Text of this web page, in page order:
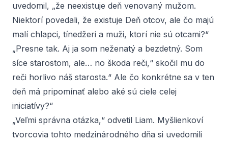
uvedomil, „že neexistuje deň venovaný mužom.
Niektorí povedali, že existuje Deň otcov, ale čo majú
malí chlapci, tínedžeri a muži, ktorí nie sú otcami?“
„Presne tak. Aj ja som neženatý a bezdetný. Som
síce starostom, ale… no škoda reči,“ skočil mu do
reči horlivo náš starosta.“ Ale čo konkrétne sa v ten
deň má pripomínať alebo aké sú ciele celej
iniciatívy?“
„Veľmi správna otázka,“ odvetil Liam. Myšlienkoví
tvorcovia tohto medzinárodného dňa si uvedomili